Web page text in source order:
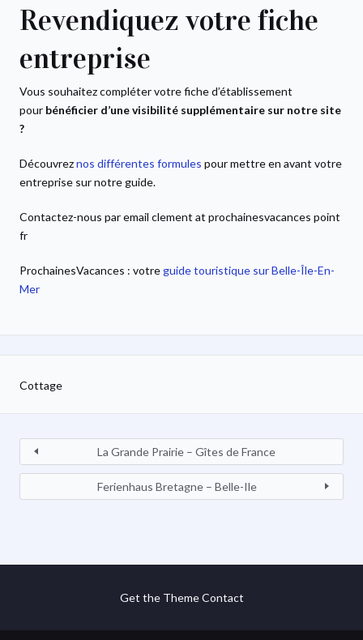
Revendiquez votre fiche
entreprise
Vous souhaitez compléter votre fiche d’établissement
pour bénéficier d’une visibilité supplémentaire sur notre site
?
Découvreznos différentes formules pour mettre en avant votre
entreprise sur notre guide.
Contactez-nous par email clement at prochainesvacances point
fr
ProchainesVacances : votreguide touristique sur Belle-Île-En-
Mer
Cottage
La Grande Prairie – Gîtes de France
Ferienhaus Bretagne – Belle-Ile
Get the Theme Contact